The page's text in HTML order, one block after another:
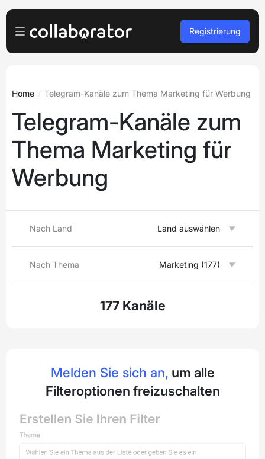
Für Verleger
Für Agenturen
Podcasts und Webinare
Eine Demo buchen
Anmelden
Free registration
Registrierung
Home Telegram-Kanäle zum Thema Marketing für Werbung
Telegram-Kanäle zum
Thema Marketing für
Werbung
Nach Land Land auswählen
Nach Thema Marketing (177)
177 Kanäle
Melden Sie sich an, um alle
Filteroptionen freizuschalten